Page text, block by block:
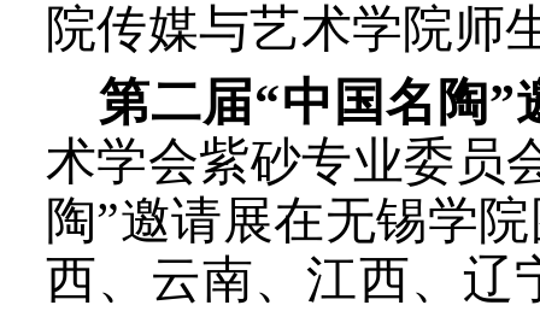
院传媒与艺术学院师
第二届“中国名陶”
术学会紫砂专业委员
陶”邀请展在无锡学
西、云南、江西、辽